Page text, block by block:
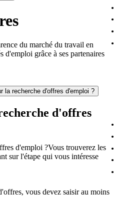
du marché du travail en
d'emploi grâce à ses partenaires
la recherche d'offres d'emploi ?
d'offres
d'emploi ?Vous trouverez les
sur l'étape qui vous intéresse
vous devez saisir au moins